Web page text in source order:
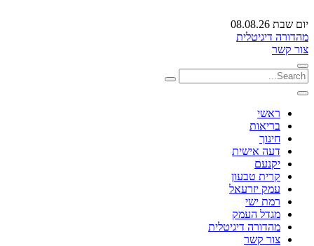
יום שבת 08.08.26
מהדורה דיגיטלית
צור קשר
ראשי
בריאות
חינוך
דעה אישית
יקנעם
קרית טבעון
עמק יזרעאל
רמת ישי
מגדל העמק
מהדורה דיגיטלית
צור קשר